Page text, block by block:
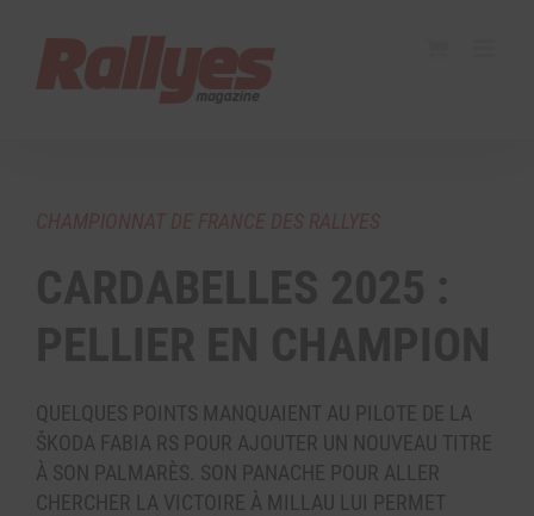
QUELQUES POINTS MANQUAIENT AU PILOTE DE LA
ŠKODA FABIA RS POUR AJOUTER UN NOUVEAU TITRE
À SON PALMARÈS. SON PANACHE POUR ALLER
CHERCHER LA VICTOIRE À MILLAU LUI PERMET